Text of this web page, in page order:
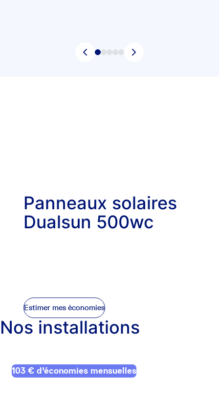
Panneaux solaires
Dualsun 500wc
Estimer mes économies
Nos installations
103 € d'économies mensuelles